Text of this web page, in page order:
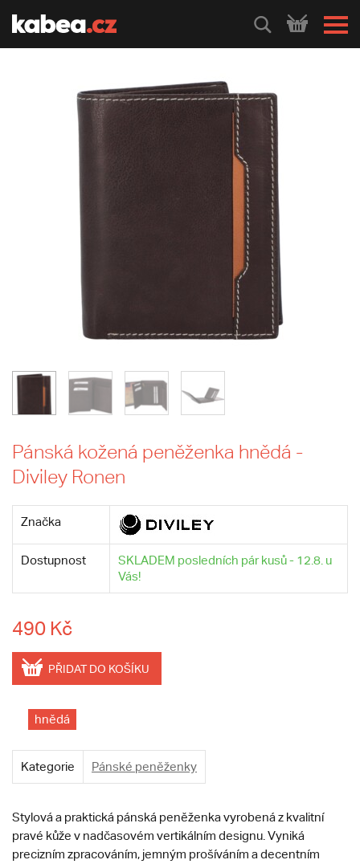
HLEDEJ
Pánská kožená peněženka hnědá -
Diviley Ronen
Značka
Dostupnost
SKLADEM posledních pár kusů - 12.8. u
Vás!
490 Kč
PŘIDAT DO KOŠÍKU
hnědá
Kategorie Pánské peněženky
Stylová a praktická pánská peněženka vyrobená z kvalitní
pravé kůže v nadčasovém vertikálním designu. Vyniká
precizním zpracováním, jemným prošíváním a decentním